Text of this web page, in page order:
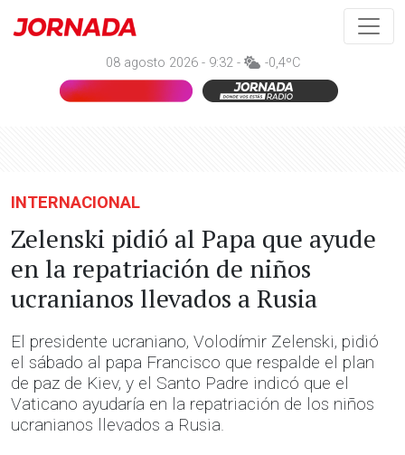
08 agosto 2026 - 9:32 - -0,4ºC
INTERNACIONAL
Zelenski pidió al Papa que ayude
en la repatriación de niños
ucranianos llevados a Rusia
El presidente ucraniano, Volodímir Zelenski, pidió
el sábado al papa Francisco que respalde el plan
de paz de Kiev, y el Santo Padre indicó que el
Vaticano ayudaría en la repatriación de los niños
ucranianos llevados a Rusia.